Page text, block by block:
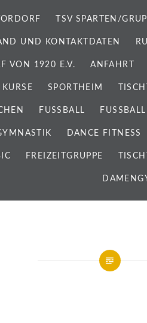
TSV SPARTEN/
UND KONTAKTDATEN
VON 1920 E.V. ANFAHRT
KURSE SPORTHEIM
FUSSBALL
DANCE FITNESS
FREIZEITGRUPPE